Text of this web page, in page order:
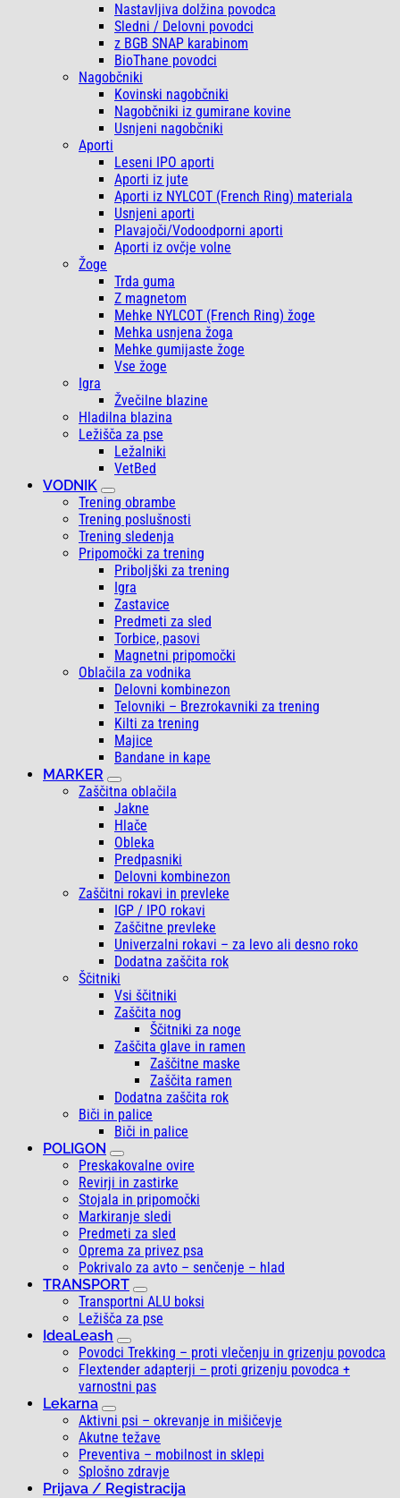
Nastavljiva dolžina povodca
Sledni / Delovni povodci
z BGB SNAP karabinom
BioThane povodci
Nagobčniki
Kovinski nagobčniki
Nagobčniki iz gumirane kovine
Usnjeni nagobčniki
Aporti
Leseni IPO aporti
Aporti iz jute
Aporti iz NYLCOT (French Ring) materiala
Usnjeni aporti
Plavajoči/Vodoodporni aporti
Aporti iz ovčje volne
Žoge
Trda guma
Z magnetom
Mehke NYLCOT (French Ring) žoge
Mehka usnjena žoga
Mehke gumijaste žoge
Vse žoge
Igra
Žvečilne blazine
Hladilna blazina
Ležišča za pse
Ležalniki
VetBed
VODNIK
Trening obrambe
Trening poslušnosti
Trening sledenja
Pripomočki za trening
Priboljški za trening
Igra
Zastavice
Predmeti za sled
Torbice, pasovi
Magnetni pripomočki
Oblačila za vodnika
Delovni kombinezon
Telovniki – Brezrokavniki za trening
Kilti za trening
Majice
Bandane in kape
MARKER
Zaščitna oblačila
Jakne
Hlače
Obleka
Predpasniki
Delovni kombinezon
Zaščitni rokavi in prevleke
IGP / IPO rokavi
Zaščitne prevleke
Univerzalni rokavi – za levo ali desno roko
Dodatna zaščita rok
Ščitniki
Vsi ščitniki
Zaščita nog
Ščitniki za noge
Zaščita glave in ramen
Zaščitne maske
Zaščita ramen
Dodatna zaščita rok
Biči in palice
Biči in palice
POLIGON
Preskakovalne ovire
Revirji in zastirke
Stojala in pripomočki
Markiranje sledi
Predmeti za sled
Oprema za privez psa
Pokrivalo za avto – senčenje – hlad
TRANSPORT
Transportni ALU boksi
Ležišča za pse
IdeaLeash
Povodci Trekking – proti vlečenju in grizenju povodca
Flextender adapterji – proti grizenju povodca +
varnostni pas
Lekarna
Aktivni psi – okrevanje in mišičevje
Akutne težave
Preventiva – mobilnost in sklepi
Splošno zdravje
Prijava / Registracija